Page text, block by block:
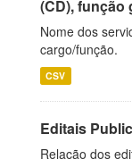
(CD), função
Nome dos
cargo/função.
CSV
Editais
Relação dos